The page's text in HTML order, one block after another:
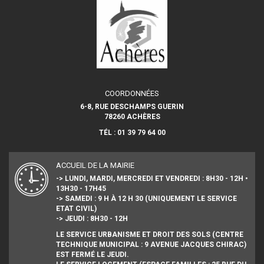
COORDONNÉES
6-8, RUE DESCHAMPS GUERIN
78260 ACHÈRES
TÉL : 01 39 79 64 00
ACCUEIL DE LA MAIRIE
-> LUNDI, MARDI, MERCREDI ET VENDREDI : 8H30 - 12H •
13H30 - 17H45
-> SAMEDI : 9 H À 12 H 30 (UNIQUEMENT LE SERVICE
ETAT CIVIL)
-> JEUDI : 8H30 - 12H
LE SERVICE URBANISME ET DROIT DES SOLS (CENTRE
TECHNIQUE MUNICIPAL : 9 AVENUE JACQUES CHIRAC)
EST FERMÉ LE JEUDI.